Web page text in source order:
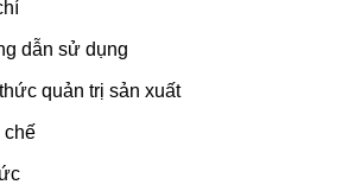
dẫn sử dụng
quản trị sản xuất
chế